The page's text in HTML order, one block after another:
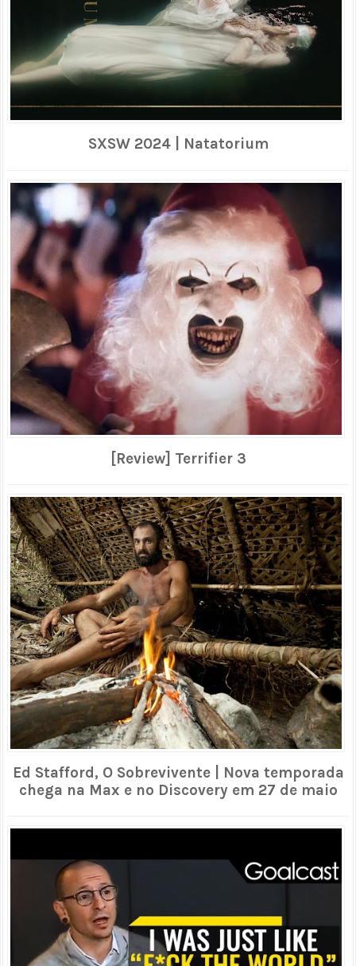
SXSW 2024 | Natatorium
[Review] Terrifier 3
Ed Stafford, O Sobrevivente | Nova temporada
chega na Max e no Discovery em 27 de maio